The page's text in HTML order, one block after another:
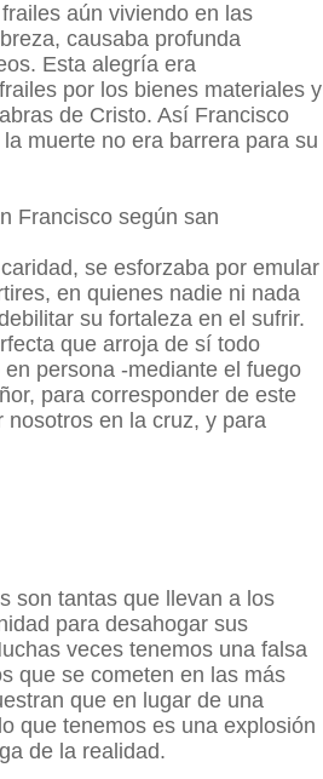
aún viviendo en las
causaba profunda
Esta alegría era
por los bienes materiales y
de Cristo. Así Francisco
muerte no era barrera para su
Francisco según san
se esforzaba por emular
en quienes nadie ni nada
su fortaleza en el sufrir.
que arroja de sí todo
persona -mediante el fuego
para corresponder de este
nosotros en la cruz, y para
son tantas que llevan a los
para desahogar sus
veces tenemos una falsa
que se cometen en las más
que en lugar de una
que tenemos es una explosión
de la realidad.